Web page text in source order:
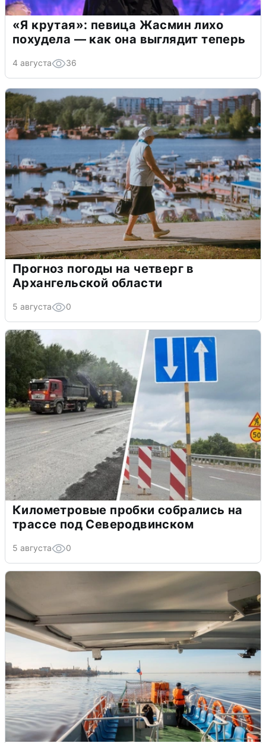
«Я крутая»: певица Жасмин лихо
похудела — как она выглядит теперь
4 августа 36
Прогноз погоды на четверг в
Архангельской области
5 августа 0
Километровые пробки собрались на
трассе под Северодвинском
5 августа 0